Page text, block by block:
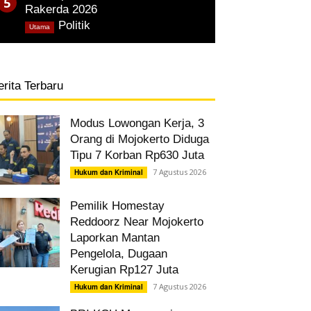
Rakerda 2026
Politik
Utama
Terbaru
Modus Lowongan Kerja, 3
Orang di Mojokerto Diduga
Tipu 7 Korban Rp630 Juta
Hukum dan Kriminal 7 Agustus 2026
Pemilik Homestay
Reddoorz Near Mojokerto
Laporkan Mantan
Pengelola, Dugaan
Kerugian Rp127 Juta
Hukum dan Kriminal 7 Agustus 2026